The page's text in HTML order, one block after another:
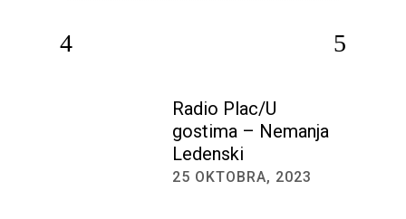
Radio Plac/U
gostima – Nemanja
Ledenski
25 OKTOBRA, 2023